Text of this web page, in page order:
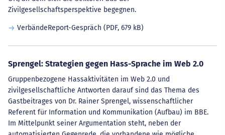
Zivilgesellschaftsperspektive begegnen.
VerbändeReport-Gespräch (PDF, 679 kB)
Sprengel: Strategien gegen Hass-Sprache im Web 2.0
Gruppenbezogene Hassaktivitäten im Web 2.0 und
zivilgesellschaftliche Antworten darauf sind das Thema des
Gastbeitrages von Dr. Rainer Sprengel, wissenschaftlicher
Referent für Information und Kommunikation (Aufbau) im BBE.
Im Mittelpunkt seiner Argumentation steht, neben der